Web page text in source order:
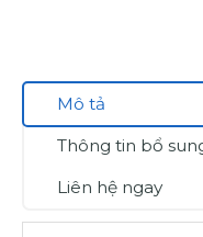
Mô tả
Thông tin bổ
Liên hệ ngay